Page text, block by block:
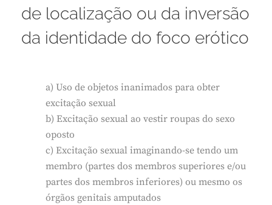
de localização ou da inversão
da identidade do foco erótico
a) Uso de objetos inanimados para obter
excitação sexual
b) Excitação sexual ao vestir roupas do sexo
oposto
c) Excitação sexual imaginando-se tendo um
membro (partes dos membros superiores e/ou
partes dos membros inferiores) ou mesmo os
órgãos genitais amputados